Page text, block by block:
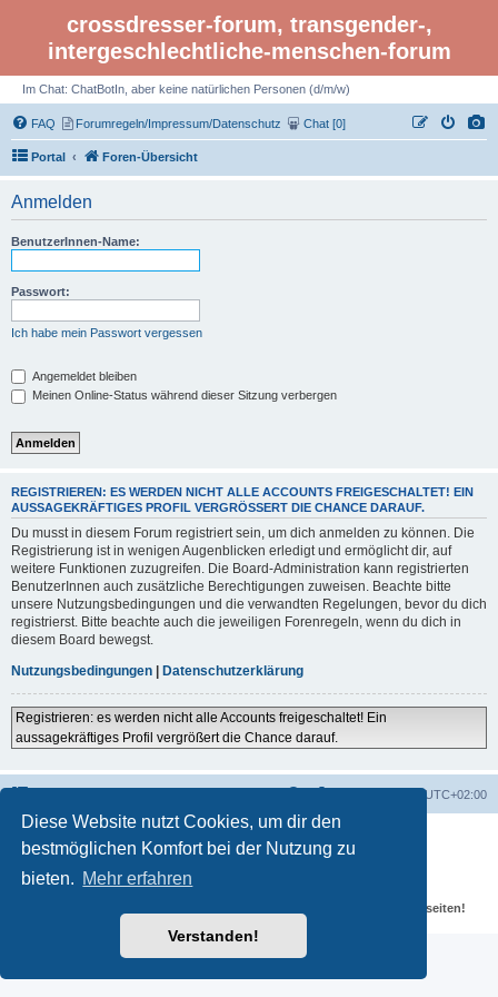
Diese Website nutzt Cookies, um dir den
bestmöglichen Komfort bei der Nutzung zu
bieten. Mehr erfahren
Verstanden!
crossdresser-forum, transgender-,
intergeschlechtliche-menschen-forum
Im Chat: ChatBotIn, aber keine natürlichen Personen (d/m/w)
FAQ Forumregeln/Impressum/Datenschutz Chat [0]
Portal Foren-Übersicht
Anmelden
BenutzerInnen-Name:
Passwort:
Ich habe mein Passwort vergessen
Angemeldet bleiben
Meinen Online-Status während dieser Sitzung verbergen
REGISTRIEREN: ES WERDEN NICHT ALLE ACCOUNTS FREIGESCHALTET! EIN
AUSSAGEKRÄFTIGES PROFIL VERGRÖSSERT DIE CHANCE DARAUF.
Du musst in diesem Forum registriert sein, um dich anmelden zu können. Die
Registrierung ist in wenigen Augenblicken erledigt und ermöglicht dir, auf
weitere Funktionen zuzugreifen. Die Board-Administration kann registrierten
BenutzerInnen auch zusätzliche Berechtigungen zuweisen. Beachte bitte
unsere Nutzungsbedingungen und die verwandten Regelungen, bevor du dich
registrierst. Bitte beachte auch die jeweiligen Forenregeln, wenn du dich in
diesem Board bewegst.
Nutzungsbedingungen
Datenschutzerklärung
Registrieren: es werden nicht alle Accounts freigeschaltet! Ein
aussagekräftiges Profil vergrößert die Chance darauf.
UTC+02:00
® Forum Software © phpBB Limited
Deutsche Übersetzung durchphpBB.de
Datenschutz
Datenschutzbestimmungen und weiteren Regeln der externen Webseiten!